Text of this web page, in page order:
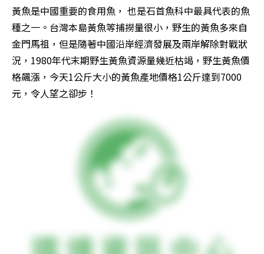
黃魚是中國重要的食用魚， 也是石首魚科中最具代表的魚
種之一。台灣本島黃魚等捕撈量很小，野生的黃魚多來自
金門馬祖，但是隨著中國沿岸經濟發展及兩岸解除對戰狀
況，1980年代末期野生黃魚資源量幾近枯竭，野生黃魚價
格飆漲，今天1公斤大小的黃魚產地價格1公斤達到7000
元，令人望之卻步！